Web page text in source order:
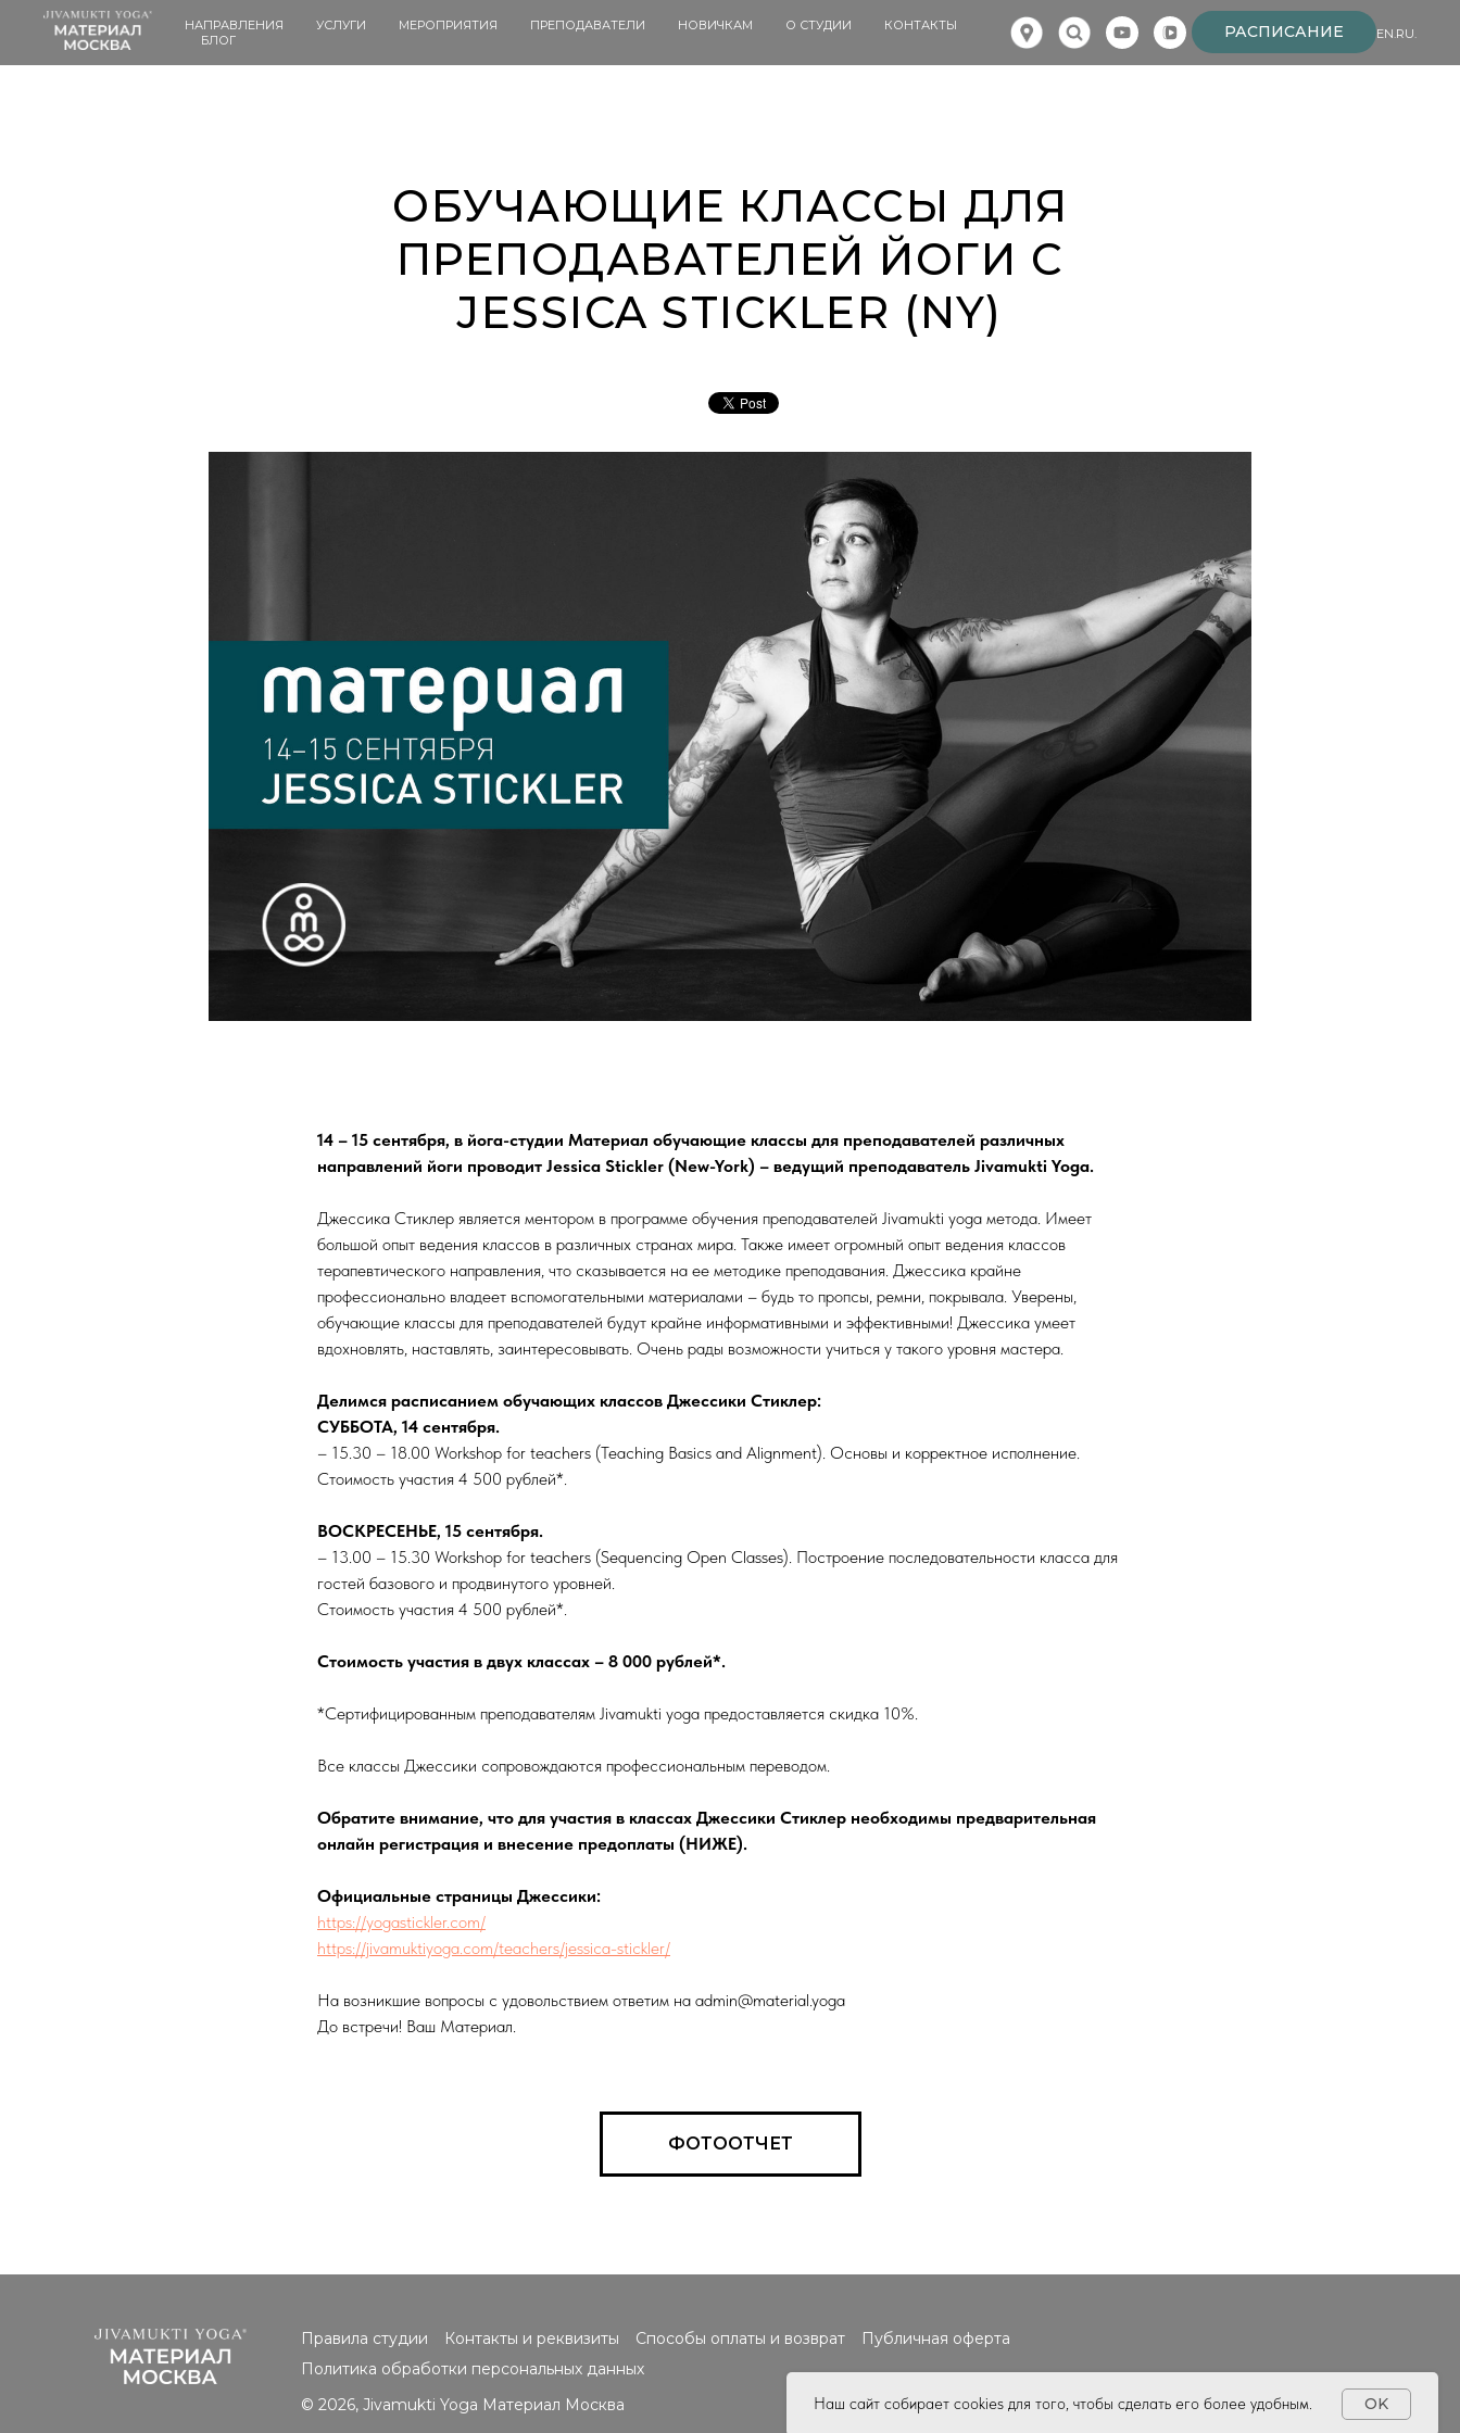
НАПРАВЛЕНИЯ УСЛУГИ МЕРОПРИЯТИЯ ПРЕПОДАВАТЕЛИ НОВИЧКАМ О СТУДИИ
КОНТАКТЫ
БЛОГ
РАСПИСАНИЕ EN.RU.
ОБУЧАЮЩИЕ КЛАССЫ ДЛЯ
ПРЕПОДАВАТЕЛЕЙ ЙОГИ С
JESSICA STICKLER (NY)
14 – 15 сентября, в йога-студии Материал обучающие классы для преподавателей различных
направлений йоги проводит Jessica Stickler (New-York) – ведущий преподаватель Jivamukti Yoga.
Джессика Стиклер является ментором в программе обучения преподавателей Jivamukti yoga метода. Имеет
большой опыт ведения классов в различных странах мира. Также имеет огромный опыт ведения классов
терапевтического направления, что сказывается на ее методике преподавания. Джессика крайне
профессионально владеет вспомогательными материалами – будь то пропсы, ремни, покрывала. Уверены,
обучающие классы для преподавателей будут крайне информативными и эффективными! Джессика умеет
вдохновлять, наставлять, заинтересовывать. Очень рады возможности учиться у такого уровня мастера.
Делимся расписанием обучающих классов Джессики Стиклер:
СУББОТА, 14 сентября.
– 15.30 – 18.00 Workshop for teachers (Teaching Basics and Alignment). Основы и корректное исполнение.
Стоимость участия 4 500 рублей*.
ВОСКРЕСЕНЬЕ, 15 сентября.
– 13.00 – 15.30 Workshop for teachers (Sequencing Open Classes). Построение последовательности класса для
гостей базового и продвинутого уровней.
Стоимость участия 4 500 рублей*.
Стоимость участия в двух классах – 8 000 рублей*.
*Сертифицированным преподавателям Jivamukti yoga предоставляется скидка 10%.
Все классы Джессики сопровождаются профессиональным переводом.
Обратите внимание, что для участия в классах Джессики Стиклер необходимы предварительная
онлайн регистрация и внесение предоплаты (НИЖЕ).
Официальные страницы Джессики:
https://yogastickler.com/
https://jivamuktiyoga.com/teachers/jessica-stickler/
На возникшие вопросы с удовольствием ответим на admin@material.yoga
До встречи! Ваш Материал.
ФОТООТЧЕТ
Правила студии Контакты и реквизиты Способы оплаты и возврат
Публичная оферта
Политика обработки персональных данных
© 2026, Jivamukti Yoga Материал Москва
Наш сайт собирает cookies для того, чтобы сделать его более удобным. OK